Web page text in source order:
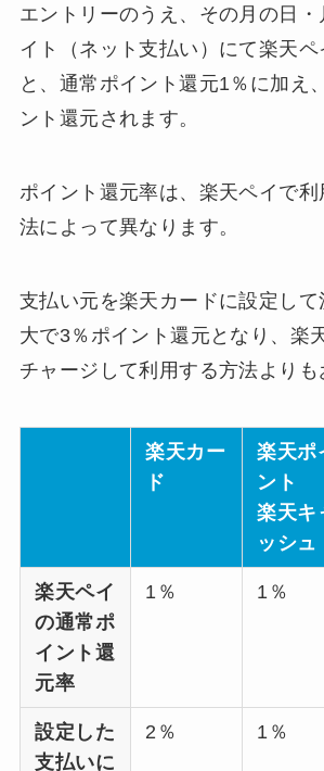
エントリーのうえ、その月の日
イト（ネット支払い）にて楽天ペ
と、通常ポイント還元1％に加え
ント還元されます。
ポイント還元率は、楽天ペイで
法によって異なります。
支払い元を楽天カードに設定して
大で3％ポイント還元となり、楽
チャージして利用する方法よりも
楽天カー
ド
楽天ポ
ント
楽天キ
ッシュ
楽天ペイ
の通常ポ
イント還
元率
1％ 1％
設定した
支払いに
2％ 1％